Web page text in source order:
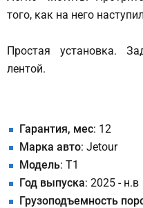
того, как на него
Простая установка.
лентой.
Гарантия, мес: 12
Марка авто: Jetour
Модель: T1
Год выпуска: 2025 - н.в
Грузоподъемность